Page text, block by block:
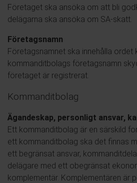
Företaget ska ansöka om att bli
delägarna ska ansöka om SA-skatt.
Företagsnamn
Företagsnamnet ska innehålla ordet
kommanditbolags företagsnamn
företaget är registrerat.
Kommanditbolag
Ägandeskap, personligt ansvar,
Ett kommanditbolag är en särskild
ett kommanditbolag ska det finnas
ett begränsat ansvar,
delägare med ett obegränsat
komplementär. Komplementären är